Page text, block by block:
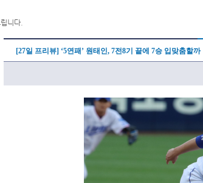
니다.
[27일 프리뷰] ‘5연패’ 원태인, 7전8기 끝에 7승 입맞춤할까